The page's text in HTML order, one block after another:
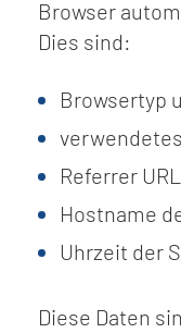
Browser
Dies sind:
Browsertyp
Referrer URL
Hostname
Uhrzeit der
Diese Daten